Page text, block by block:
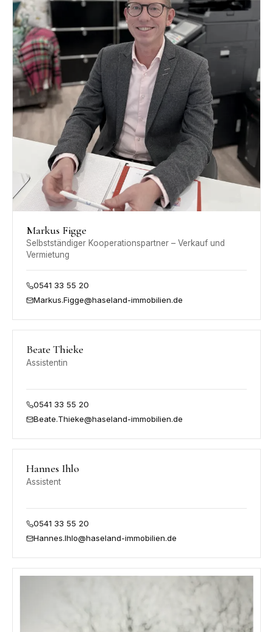
Markus Figge
Selbstständiger Kooperationspartner – Verkauf und
Vermietung
0541 33 55 20
Markus.Figge@haseland-immobilien.de
IMMOBILIEN
Beate Thieke
Assistentin
0541 33 55 20
Beate.Thieke@haseland-immobilien.de
IMMOBILIEN
Hannes Ihlo
Assistent
0541 33 55 20
Hannes.Ihlo@haseland-immobilien.de